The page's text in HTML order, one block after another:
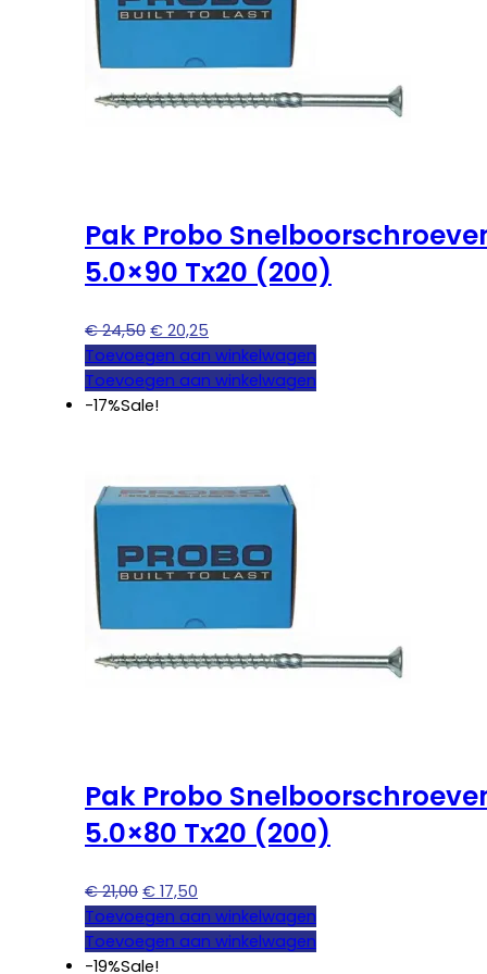
Pak Probo
5.0×90 Tx20 (200)
€24,50 Oorspronkelijke
prijs
was:
€ 24,50.
€ 20,25
prijs
is:
Toevoegen aan winkelwagen
Toevoegen aan winkelwagen
-17%Sale!
Pak Probo
5.0×80 Tx20 (200)
€21,00 Oorspronkelijke
prijs
was:
€ 21,00.
€ 17,50
prijs
is:
Toevoegen aan winkelwagen
Toevoegen aan winkelwagen
-19%Sale!